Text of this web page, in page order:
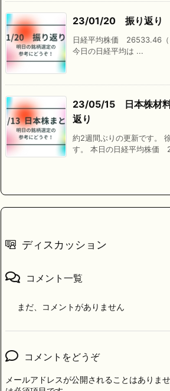
23/01/20 振り返り
日経平均株価 26533.46
今日の日経平均は ...
23/05/15 日本株材料
返り
約2週間ぶりの更新です。
す。 本日の日経平均株価
ディスカッション
コメント一覧
まだ、コメントがありません
コメントをどうぞ
メールアドレスが公開されることはありませ